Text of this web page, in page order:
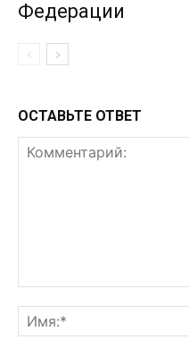
Федерации
ОСТАВЬТЕ ОТВЕТ